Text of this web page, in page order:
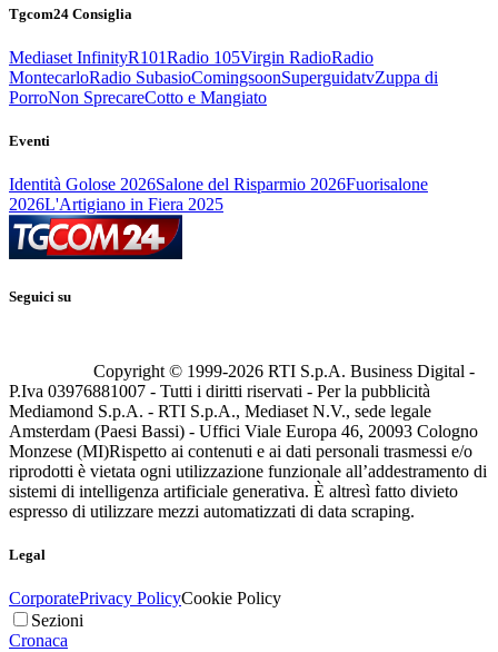
Tgcom24 Consiglia
Mediaset InfinityR101Radio 105Virgin RadioRadio
MontecarloRadio SubasioComingsoonSuperguidatvZuppa di
PorroNon SprecareCotto e Mangiato
Eventi
Identità Golose 2026Salone del Risparmio 2026Fuorisalone
2026L'Artigiano in Fiera 2025
Seguici su
Copyright © 1999-2026 RTI S.p.A. Business Digital -
P.Iva 03976881007 - Tutti i diritti riservati - Per la pubblicità
Mediamond S.p.A. - RTI S.p.A., Mediaset N.V., sede legale
Amsterdam (Paesi Bassi) - Uffici Viale Europa 46, 20093 Cologno
Monzese (MI)Rispetto ai contenuti e ai dati personali trasmessi e/o
riprodotti è vietata ogni utilizzazione funzionale all’addestramento di
sistemi di intelligenza artificiale generativa. È altresì fatto divieto
espresso di utilizzare mezzi automatizzati di data scraping.
Legal
CorporatePrivacy PolicyCookie Policy
Sezioni
Cronaca